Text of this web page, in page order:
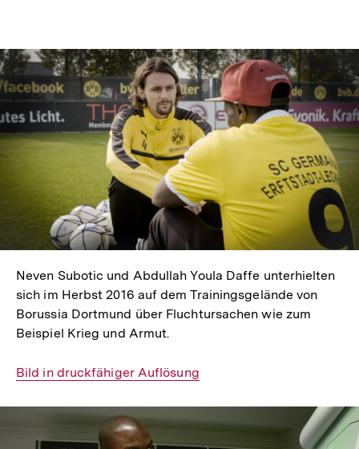
In
Lightbox
öffnen
Neven Subotic und Abdullah Youla Daffe unterhielten
sich im Herbst 2016 auf dem Trainingsgelände von
Borussia Dortmund über Fluchtursachen wie zum
Beispiel Krieg und Armut.
Interner
Bild in druckfähiger Auflösung